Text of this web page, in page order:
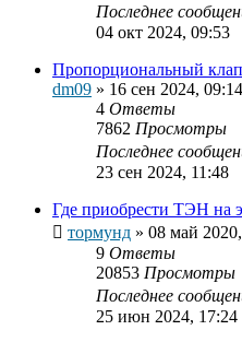
Последнее
04 окт 2024, 09:53
Пропорциональный
dm09 » 16 сен 2024, 09:14
4 Ответы
7862 Просмотры
Последнее
23 сен 2024, 11:48
Где приобрести ТЭН на
тормунд » 08 май
9 Ответы
20853 Просмотры
Последнее
25 июн 2024, 17:24